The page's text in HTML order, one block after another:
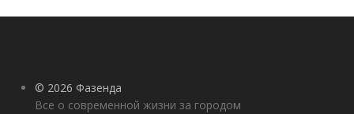
© 2026 Фазенда
Все о современной жизни за городом